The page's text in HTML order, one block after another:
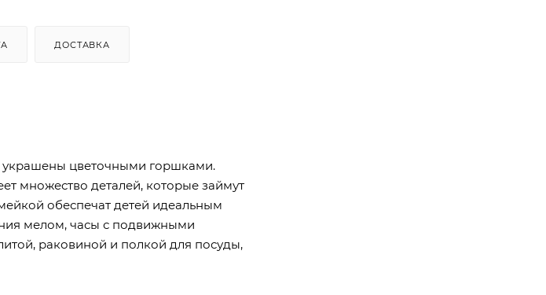
ДОСТАВКА
цветочными горшками.
множество деталей, которые займут
обеспечат детей идеальным
мелом, часы с подвижными
раковиной и полкой для посуды,